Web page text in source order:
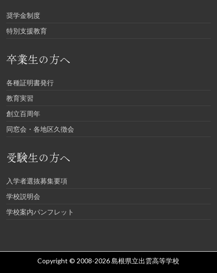
奨学金制度
特別支援教育
卒業生の方へ
各種証明書発行
教育実習
創立百周年
同窓会・各地区久徴会
受験生の方へ
入学者選抜募集要項
学校説明会
学校案内パンフレット
Copyright © 2008-2026島根県立出雲高等学校